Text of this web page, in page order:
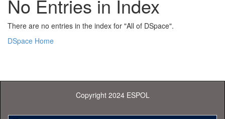
No Entries in Index
There are no entries in the index for "All of DSpace".
DSpace Home
Copyright 2024 ESPOL